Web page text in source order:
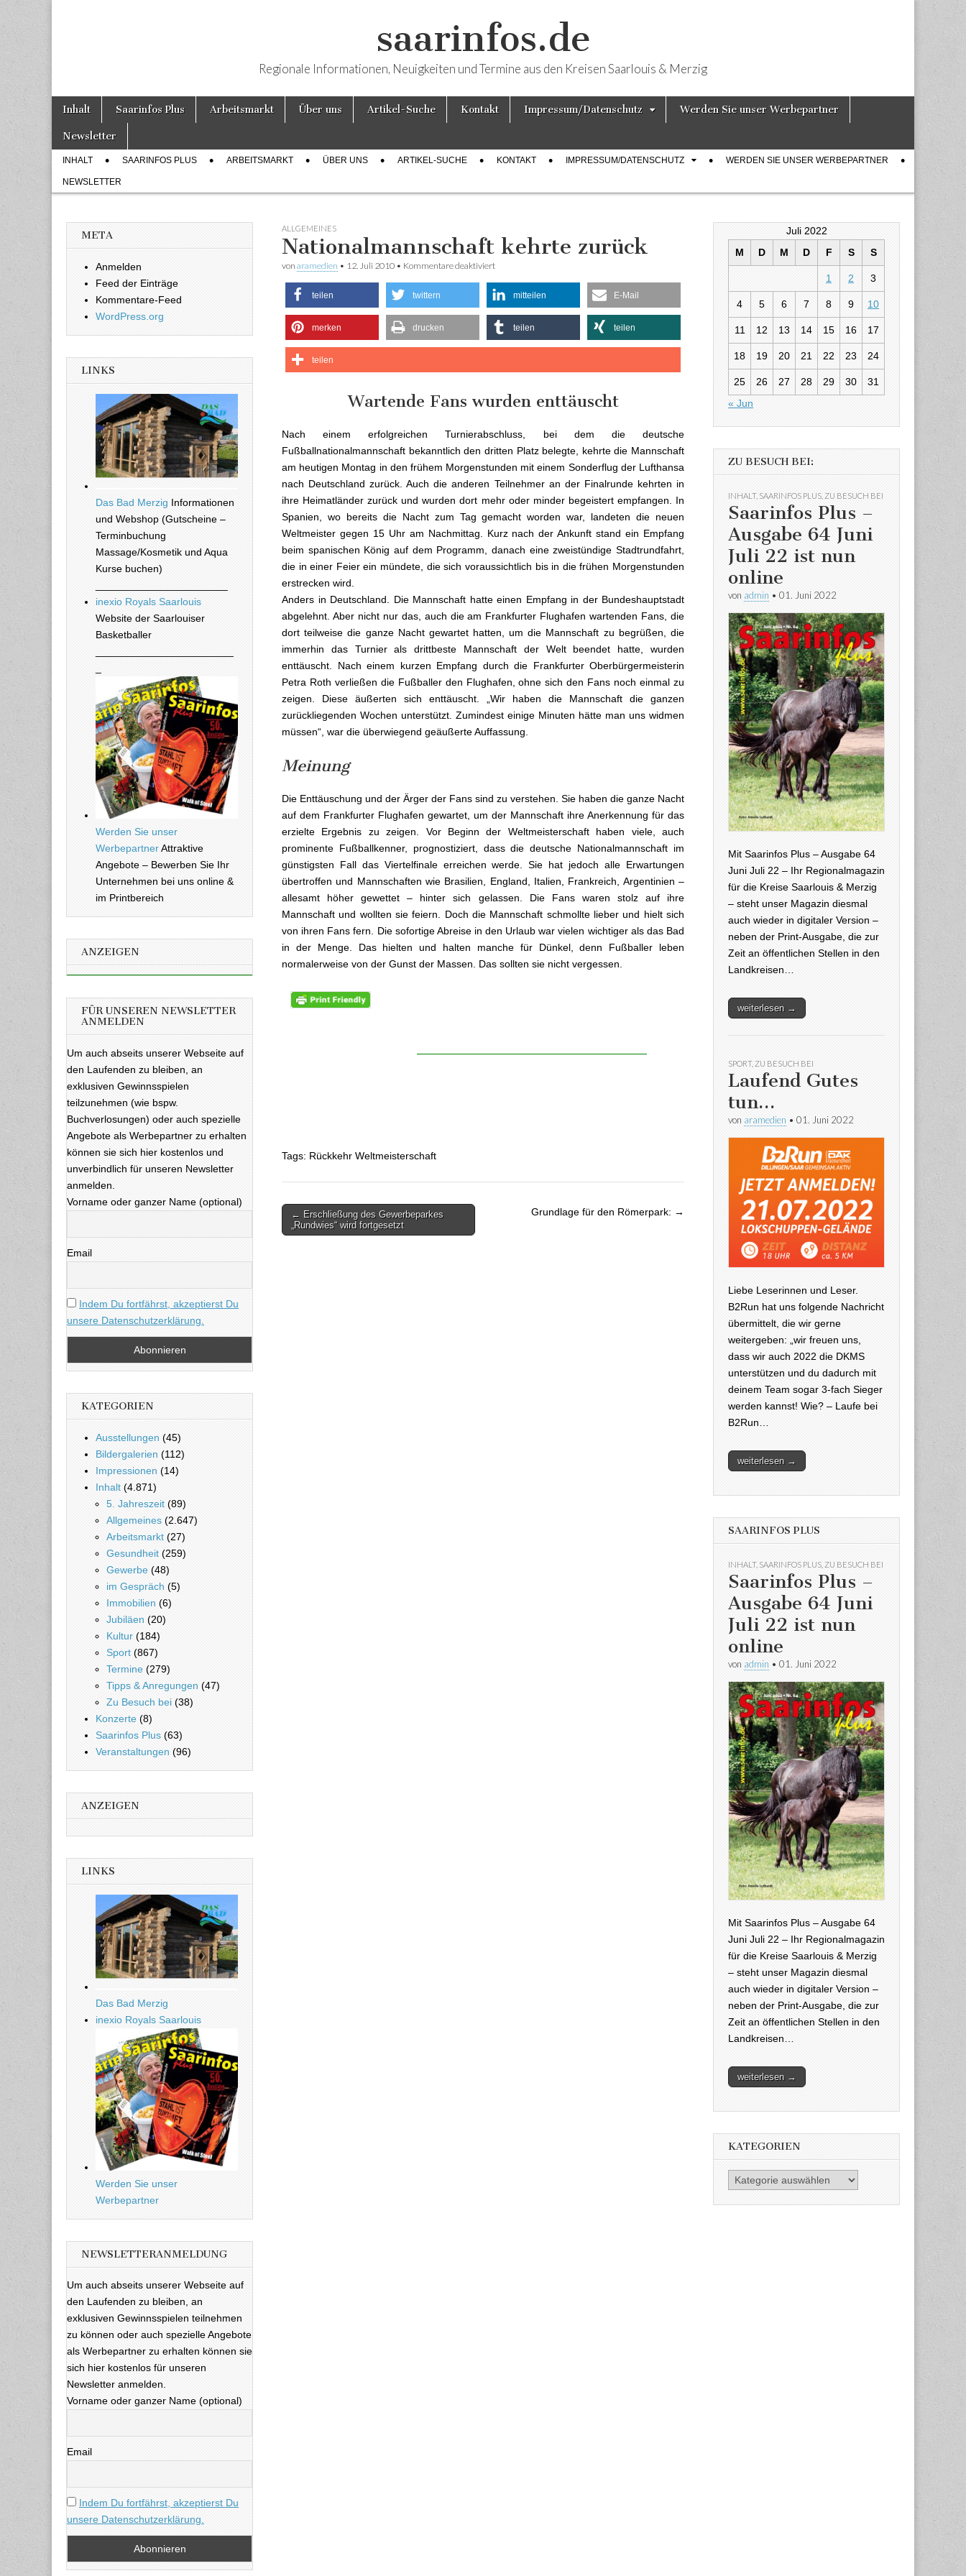
saarinfos.de
Regionale Informationen, Neuigkeiten und Termine aus den Kreisen Saarlouis & Merzig
Hauptmenü
Weiter zum Inhalt
Inhalt Saarinfos Plus Arbeitsmarkt Über uns Artikel-Suche Kontakt Impressum/Datenschutz Werden Sie unser Werbepartner
Newsletter
Untermenü
INHALT SAARINFOS PLUS ARBEITSMARKT ÜBER UNS ARTIKEL-SUCHE KONTAKT IMPRESSUM/DATENSCHUTZ WERDEN SIE UNSER WERBEPARTNER
NEWSLETTER
ALLGEMEINES
Nationalmannschaft kehrte zurück
von aramedien • 12. Juli 2010 • Kommentare deaktiviert
teilen twittern mitteilen E-Mail
merken drucken teilen teilen
teilen
Wartende Fans wurden enttäuscht
Nach einem erfolgreichen Turnierabschluss, bei dem die deutsche
Fußballnationalmannschaft bekanntlich den dritten Platz belegte, kehrte die Mannschaft
am heutigen Montag in den frühem Morgenstunden mit einem Sonderflug der Lufthansa
nach Deutschland zurück. Auch die anderen Teilnehmer an der Finalrunde kehrten in
ihre Heimatländer zurück und wurden dort mehr oder minder begeistert empfangen. In
Spanien, wo bereits die Nacht zum Tag gemacht worden war, landeten die neuen
Weltmeister gegen 15 Uhr am Nachmittag. Kurz nach der Ankunft stand ein Empfang
beim spanischen König auf dem Programm, danach eine zweistündige Stadtrundfahrt,
die in einer Feier ein mündete, die sich voraussichtlich bis in die frühen Morgenstunden
erstrecken wird.
Anders in Deutschland. Die Mannschaft hatte einen Empfang in der Bundeshauptstadt
abgelehnt. Aber nicht nur das, auch die am Frankfurter Flughafen wartenden Fans, die
dort teilweise die ganze Nacht gewartet hatten, um die Mannschaft zu begrüßen, die
immerhin das Turnier als drittbeste Mannschaft der Welt beendet hatte, wurden
enttäuscht. Nach einem kurzen Empfang durch die Frankfurter Oberbürgermeisterin
Petra Roth verließen die Fußballer den Flughafen, ohne sich den Fans noch einmal zu
zeigen. Diese äußerten sich enttäuscht. „Wir haben die Mannschaft die ganzen
zurückliegenden Wochen unterstützt. Zumindest einige Minuten hätte man uns widmen
müssen“, war die überwiegend geäußerte Auffassung.
Meinung
Die Enttäuschung und der Ärger der Fans sind zu verstehen. Sie haben die ganze Nacht
auf dem Frankfurter Flughafen gewartet, um der Mannschaft ihre Anerkennung für das
erzielte Ergebnis zu zeigen. Vor Beginn der Weltmeisterschaft haben viele, auch
prominente Fußballkenner, prognostiziert, dass die deutsche Nationalmannschaft im
günstigsten Fall das Viertelfinale erreichen werde. Sie hat jedoch alle Erwartungen
übertroffen und Mannschaften wie Brasilien, England, Italien, Frankreich, Argentinien –
allesamt höher gewettet – hinter sich gelassen. Die Fans waren stolz auf ihre
Mannschaft und wollten sie feiern. Doch die Mannschaft schmollte lieber und hielt sich
von ihren Fans fern. Die sofortige Abreise in den Urlaub war vielen wichtiger als das Bad
in der Menge. Das hielten und halten manche für Dünkel, denn Fußballer leben
normalerweise von der Gunst der Massen. Das sollten sie nicht vergessen.
Tags: Rückkehr Weltmeisterschaft
Beitragsnavigation
← Erschließung des Gewerbeparkes
„Rundwies“ wird fortgesetzt
Grundlage für den Römerpark: →
META
Anmelden
Feed der Einträge
Kommentare-Feed
WordPress.org
LINKS
Das Bad Merzig Informationen
und Webshop (Gutscheine –
Terminbuchung
Massage/Kosmetik und Aqua
Kurse buchen)
inexio Royals Saarlouis
Website der Saarlouiser
Basketballer
Werden Sie unser
WerbepartnerAttraktive
Angebote – Bewerben Sie Ihr
Unternehmen bei uns online &
im Printbereich
ANZEIGEN
FÜR UNSEREN NEWSLETTER
ANMELDEN
Um auch abseits unserer Webseite auf
den Laufenden zu bleiben, an
exklusiven Gewinnsspielen
teilzunehmen (wie bspw.
Buchverlosungen) oder auch spezielle
Angebote als Werbepartner zu erhalten
können sie sich hier kostenlos und
unverbindlich für unseren Newsletter
anmelden.
Vorname oder ganzer Name (optional)
Email
Indem Du fortfährst, akzeptierst Du
unsere Datenschutzerklärung.
KATEGORIEN
Ausstellungen (45)
Bildergalerien (112)
Impressionen (14)
Inhalt (4.871)
5. Jahreszeit (89)
Allgemeines (2.647)
Arbeitsmarkt (27)
Gesundheit (259)
Gewerbe (48)
im Gespräch (5)
Immobilien (6)
Jubiläen (20)
Kultur (184)
Sport (867)
Termine (279)
Tipps & Anregungen (47)
Zu Besuch bei (38)
Konzerte (8)
Saarinfos Plus (63)
Veranstaltungen (96)
ANZEIGEN
LINKS
Das Bad Merzig
inexio Royals Saarlouis
Werden Sie unser
Werbepartner
NEWSLETTERANMELDUNG
Um auch abseits unserer Webseite auf
den Laufenden zu bleiben, an
exklusiven Gewinnsspielen teilnehmen
zu können oder auch spezielle Angebote
als Werbepartner zu erhalten können sie
sich hier kostenlos für unseren
Newsletter anmelden.
Vorname oder ganzer Name (optional)
Email
Indem Du fortfährst, akzeptierst Du
unsere Datenschutzerklärung.
Juli 2022
M
D M D F S S
1 2 3
4 5 6 7 8 9 10
11 12 13 14 15 16 17
18 19 20 21 22 23 24
25 26 27 28 29 30
31
« Jun
ZU BESUCH BEI:
INHALT, SAARINFOS PLUS ZU BESUCH BEI
Saarinfos Plus –
Ausgabe 64 Juni
Juli 22 ist nun
online
von admin • 01. Juni 2022
Mit Saarinfos Plus – Ausgabe 64
Juni Juli 22 – Ihr Regionalmagazin
für die Kreise Saarlouis & Merzig
– steht unser Magazin diesmal
auch wieder in digitaler Version –
neben der Print-Ausgabe, die zur
Zeit an öffentlichen Stellen in den
Landkreisen…
weiterlesen →
SPORT, ZU BESUCH BEI
Laufend Gutes
tun…
von aramedien • 01. Juni 2022
Liebe Leserinnen und Leser.
B2Run hat uns folgende Nachricht
übermittelt, die wir gerne
weitergeben: „wir freuen uns,
dass wir auch 2022 die DKMS
unterstützen und du dadurch mit
deinem Team sogar 3-fach Sieger
werden kannst! Wie? – Laufe bei
B2Run…
weiterlesen →
SAARINFOS PLUS
INHALT, SAARINFOS PLUS ZU BESUCH BEI
Saarinfos Plus –
Ausgabe 64 Juni
Juli 22 ist nun
online
von admin • 01. Juni 2022
Mit Saarinfos Plus – Ausgabe 64
Juni Juli 22 – Ihr Regionalmagazin
für die Kreise Saarlouis & Merzig
– steht unser Magazin diesmal
auch wieder in digitaler Version –
neben der Print-Ausgabe, die zur
Zeit an öffentlichen Stellen in den
Landkreisen…
weiterlesen →
KATEGORIEN
Kategorien